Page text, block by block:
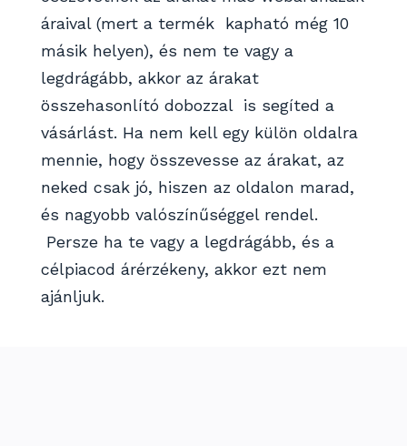
áraival (mert a termék kapható még 10
másik helyen), és nem te vagy a
legdrágább, akkor az árakat
összehasonlító dobozzal is segíted a
vásárlást. Ha nem kell egy külön oldalra
mennie, hogy összevesse az árakat, az
neked csak jó, hiszen az oldalon marad,
és nagyobb valószínűséggel rendel.
Persze ha te vagy a legdrágább, és a
célpiacod árérzékeny, akkor ezt nem
ajánljuk.